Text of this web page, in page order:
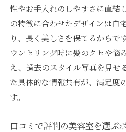
性やお手入れのしやすさに直結
の特徴に合わせたデザインは自
り、長く美しさを保てるからで
ウンセリング時に髪のクセや悩
え、過去のスタイル写真を見せ
た具体的な情報共有が、満足度
す。
口コミで評判の美容室を選ぶ